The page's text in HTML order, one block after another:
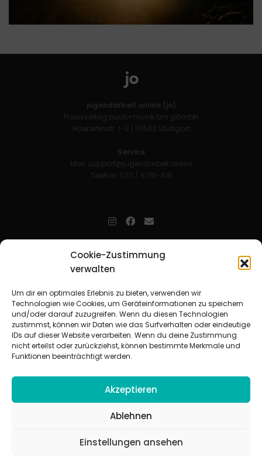
Cookie-Zustimmung
verwalten
Um dir ein optimales Erlebnis zu bieten, verwenden wir
Technologien wie Cookies, um Geräteinformationen zu speichern
und/oder darauf zuzugreifen. Wenn du diesen Technologien
zustimmst, können wir Daten wie das Surfverhalten oder eindeutige
IDs auf dieser Website verarbeiten. Wenn du deine Zustimmung
nicht erteilst oder zurückziehst, können bestimmte Merkmale und
Funktionen beeinträchtigt werden.
Akzeptieren
Ablehnen
Einstellungen ansehen
jugendarbeit.online (jo)
Praxisverlag buch+musik bm gGmbH
Haeberlinstr. 1–3 | 70563 Stuttgart
Service
Mail: support@jugendarbeit.online
Telefon: 0711 / 9781-419
Mitarbeitende in der christlichen Kinder-, Jugend- und jungen
Erwachsenenarbeit. Aufjofindet man unkompliziert und schnell
Beziehungsarbeit.
Beteiligte Verbände
CVJM-Landesverband Bayern e. V. |CVJM-Gesamtverband in
Deutschland e. V.
CVJM-Westbund e. V.|Deutscher Jugendverband „Entschieden für
Christus“ e. V.
© 2026 jugendarbeit.online